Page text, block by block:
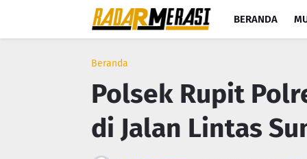
BERANDA
Beranda
Polsek Rupit
di Jalan Lintas